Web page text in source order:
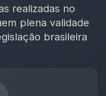
realizadas no
plena validade
brasileira